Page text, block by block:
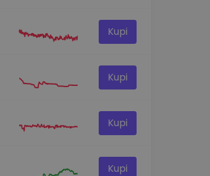
Kupi
Kupi
Kupi
Kupi